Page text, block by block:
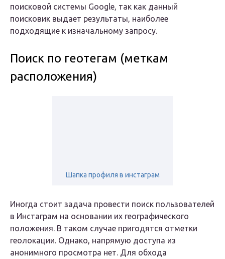
поисковой системы Google, так как данный
поисковик выдает результаты, наиболее
подходящие к изначальному запросу.
Поиск по геотегам (меткам
расположения)
Шапка профиля в инстаграм
Иногда стоит задача провести поиск пользователей
в Инстаграм на основании их географического
положения. В таком случае пригодятся отметки
геолокации. Однако, напрямую доступа из
анонимного просмотра нет. Для обхода